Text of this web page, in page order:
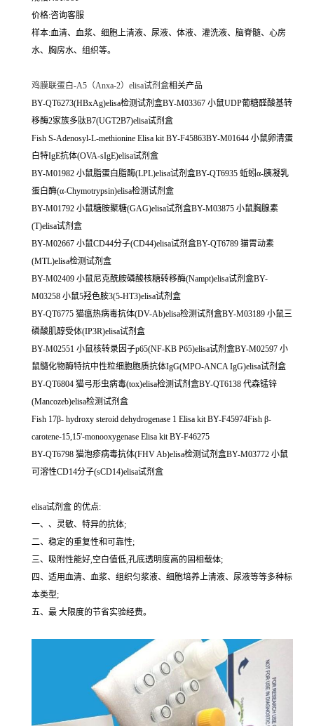
价格:咨询客服
样本:血清、血浆、细胞上清液、尿液、体液、灌洗液、脑脊髓、心房
水、胸房水、组织等。
鸡膜联蛋白-A5（Anxa-2）elisa试剂盒相关产品
BY-QT6273(HBxAg)elisa检测试剂盒BY-M03367 小鼠UDP葡糖醛酸基转
移酶2家族多肽B7(UGT2B7)elisa试剂盒
Fish S-Adenosyl-L-methionine Elisa kit BY-F45863BY-M01644 小鼠卵清蛋
白特IgE抗体(OVA-sIgE)elisa试剂盒
BY-M01982 小鼠脂蛋白脂酶(LPL)elisa试剂盒BY-QT6935 蚯蚓α-胰凝乳
蛋白酶(α-Chymotrypsin)elisa检测试剂盒
BY-M01792 小鼠糖胺聚糖(GAG)elisa试剂盒BY-M03875 小鼠胸腺素
(T)elisa试剂盒
BY-M02667 小鼠CD44分子(CD44)elisa试剂盒BY-QT6789 猫胃动素
(MTL)elisa检测试剂盒
BY-M02409 小鼠尼克酰胺磷酸核糖转移酶(Nampt)elisa试剂盒BY-
M03258 小鼠5羟色胺3(5-HT3)elisa试剂盒
BY-QT6775 猫瘟热病毒抗体(DV-Ab)elisa检测试剂盒BY-M03189 小鼠三
磷酸肌醇受体(IP3R)elisa试剂盒
BY-M02551 小鼠核转录因子p65(NF-KB P65)elisa试剂盒BY-M02597 小
鼠髓化物酶特抗中性粒细胞胞质抗体IgG(MPO-ANCA IgG)elisa试剂盒
BY-QT6804 猫弓形虫病毒(tox)elisa检测试剂盒BY-QT6138 代森锰锌
(Mancozeb)elisa检测试剂盒
Fish 17β- hydroxy steroid dehydrogenase 1 Elisa kit BY-F45974Fish β-
carotene-15,15'-monooxygenase Elisa kit BY-F46275
BY-QT6798 猫泡疹病毒抗体(FHV Ab)elisa检测试剂盒BY-M03772 小鼠
可溶性CD14分子(sCD14)elisa试剂盒
elisa试剂盒 的优点:
一、、灵敏、特异的抗体;
二、稳定的重复性和可靠性;
三、吸附性能好,空白值低,孔底透明度高的固相载体;
四、适用血清、血浆、组织匀浆液、细胞培养上清液、尿液等等多种标
本类型;
五、最 大限度的节省实验经费。